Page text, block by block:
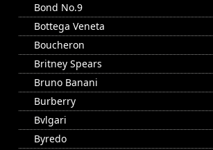
Bond No.9
Bottega Veneta
Boucheron
Britney Spears
Bruno Banani
Burberry
Bvlgari
Byredo